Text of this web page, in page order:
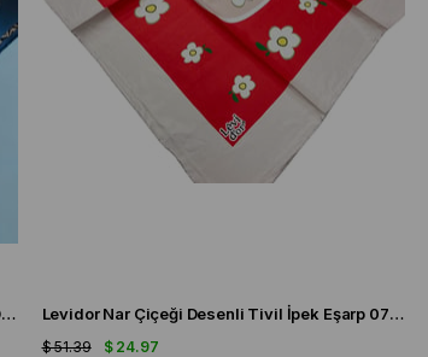
Levidor Tivil İpek Eşarp 40022 Mavi Karışık Desen Levidor Nar Çiçeği Desenli Tivil İpek Eşarp 070142
$ 24.97
$ 51.39